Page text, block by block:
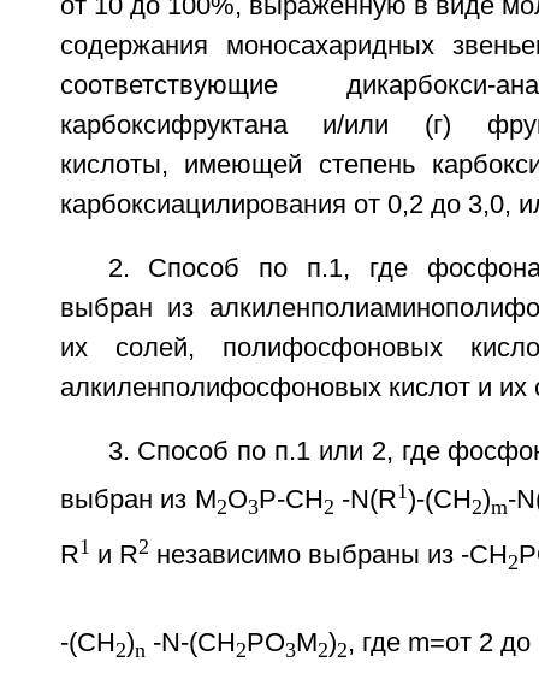
содержания моносахаридных
соответствующие
карбоксифруктана и/или (г)
кислоты, имеющей степень
карбоксиацилирования от 0,2 до 3,0,
2. Способ по п.1, где
выбран из
их солей, полифосфоновых
алкиленполифосфоновых кислот и их
3. Способ по п.1 или 2, где
выбран из M2O3P-CH2 -N(R1)-(CH2)m-
R1 и R2 независимо выбраны из -СН2
-(СН2)n -N-(СН2РО3М2)2, где m=от 2